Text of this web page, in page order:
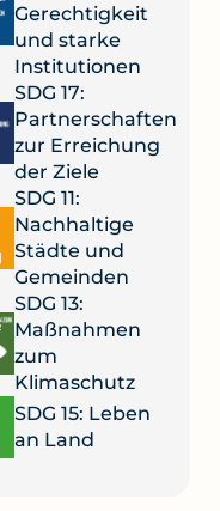
Gerechtigkeit
und starke
Institutionen
SDG 17:
Partnerschaften
zur Erreichung
der Ziele
SDG 11:
Nachhaltige
Städte und
Gemeinden
SDG 13:
Maßnahmen
zum
Klimaschutz
SDG 15: Leben
an Land